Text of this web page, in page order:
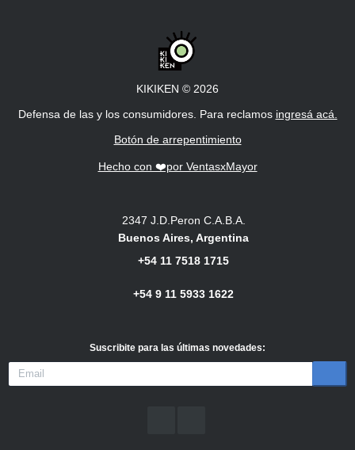
KIKIKEN © 2026
Defensa de las y los consumidores. Para reclamos ingresá acá.
Botón de arrepentimiento
Hecho con ❤️por VentasxMayor
2347 J.D.Peron C.A.B.A.
Buenos Aires, Argentina
+54 11 7518 1715
+54 9 11 5933 1622
Suscribite para las últimas novedades: